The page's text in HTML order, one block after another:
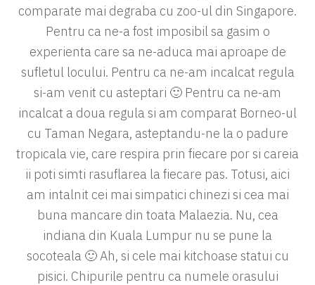
comparate mai degraba cu zoo-ul din Singapore.
Pentru ca ne-a fost imposibil sa gasim o
experienta care sa ne-aduca mai aproape de
sufletul locului. Pentru ca ne-am incalcat regula
si-am venit cu asteptari 🙂 Pentru ca ne-am
incalcat a doua regula si am comparat Borneo-ul
cu Taman Negara, asteptandu-ne la o padure
tropicala vie, care respira prin fiecare por si careia
ii poti simti rasuflarea la fiecare pas. Totusi, aici
am intalnit cei mai simpatici chinezi si cea mai
buna mancare din toata Malaezia. Nu, cea
indiana din Kuala Lumpur nu se pune la
socoteala 🙂 Ah, si cele mai kitchoase statui cu
pisici. Chipurile pentru ca numele orasului